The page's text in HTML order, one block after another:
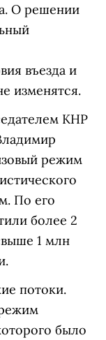
О решении
въезда и
изменятся.
КНР
режим
По его
более 2
1 млн
потоки.
было